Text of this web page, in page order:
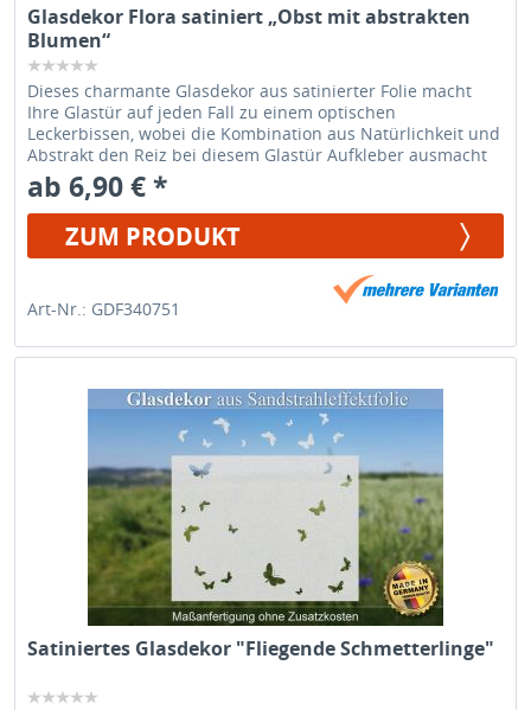
Glasdekor Flora satiniert „Obst mit abstrakten
Blumen“
Dieses charmante Glasdekor aus satinierter Folie macht
Ihre Glastür auf jeden Fall zu einem optischen
Leckerbissen, wobei die Kombination aus Natürlichkeit und
Abstrakt den Reiz bei diesem Glastür Aufkleber ausmacht
ab 6,90 € *
ZUM PRODUKT
Art-Nr.: GDF340751
Satiniertes Glasdekor "Fliegende Schmetterlinge"